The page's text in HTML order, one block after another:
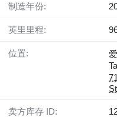
制造年份:
英里里程:
位置:
卖方库存 ID: